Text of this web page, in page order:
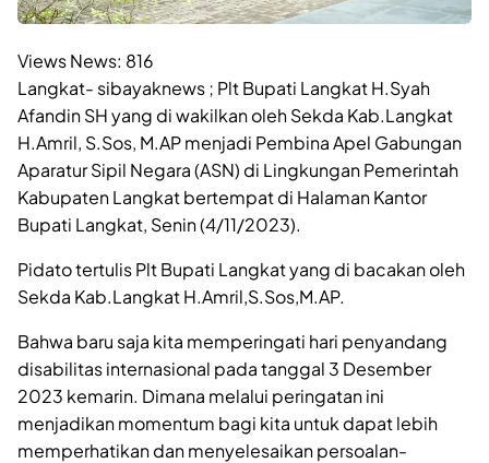
Views News: 816
Langkat- sibayaknews ; Plt Bupati Langkat H.Syah
Afandin SH yang di wakilkan oleh Sekda Kab.Langkat
H.Amril, S.Sos, M.AP menjadi Pembina Apel Gabungan
Aparatur Sipil Negara (ASN) di Lingkungan Pemerintah
Kabupaten Langkat bertempat di Halaman Kantor
Bupati Langkat, Senin (4/11/2023).
Pidato tertulis Plt Bupati Langkat yang di bacakan oleh
Sekda Kab.Langkat H.Amril,S.Sos,M.AP.
Bahwa baru saja kita memperingati hari penyandang
disabilitas internasional pada tanggal 3 Desember
2023 kemarin. Dimana melalui peringatan ini
menjadikan momentum bagi kita untuk dapat lebih
memperhatikan dan menyelesaikan persoalan-